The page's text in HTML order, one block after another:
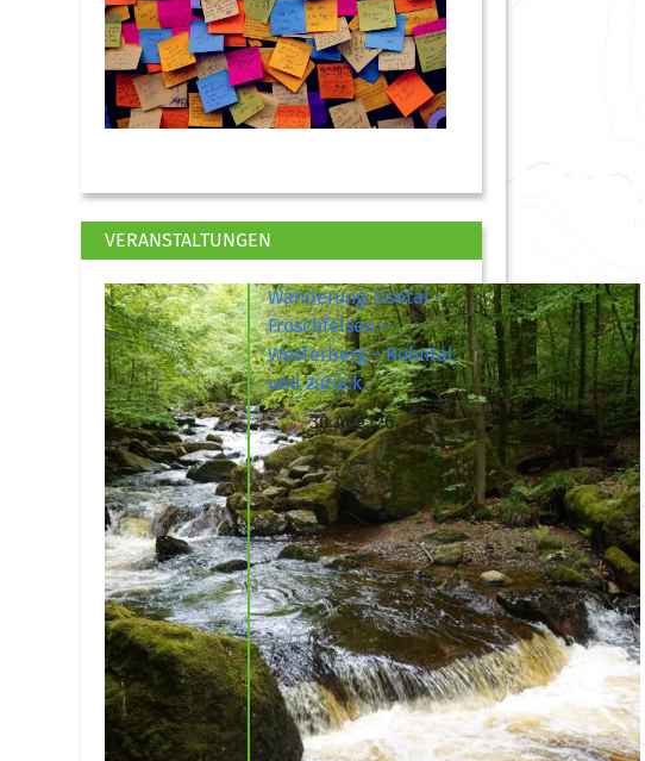
VERANSTALTUNGEN
Wanderung: Ilsetal –
Froschfelsen –
Westerberg – Rohntal
und zurück
30 Aug. 26